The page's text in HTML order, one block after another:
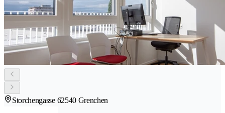
Storchengasse 62540 Grenchen